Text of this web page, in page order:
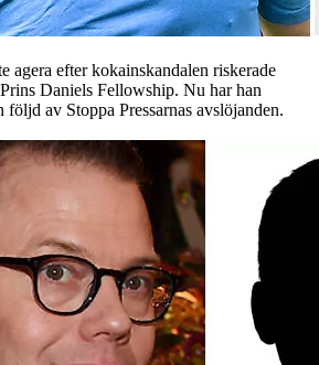
agera efter kokainskandalen riskerade
Daniels Fellowship. Nu har han
följd av Stoppa Pressarnas avslöjanden.